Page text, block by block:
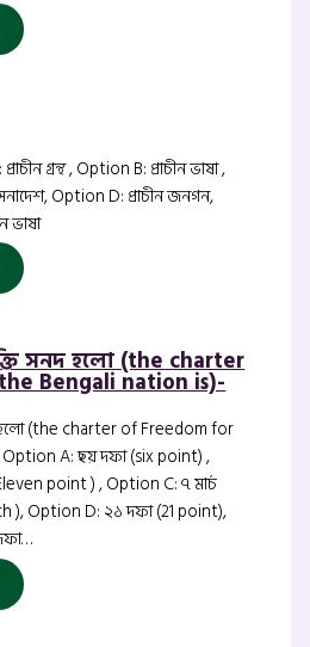
গ্রন্থ , Option B: প্রাচীন ভাষা ,
Option D: প্রাচীন জনগন,
ভাষা
সনদ হলো (the charter
Bengali nation is)-
হলো (the charter of Freedom for
A: ছয় দফা (six point) ,
point ) , Option C: ৭ মার্চ
), Option D: ২১ দফা (21 point),